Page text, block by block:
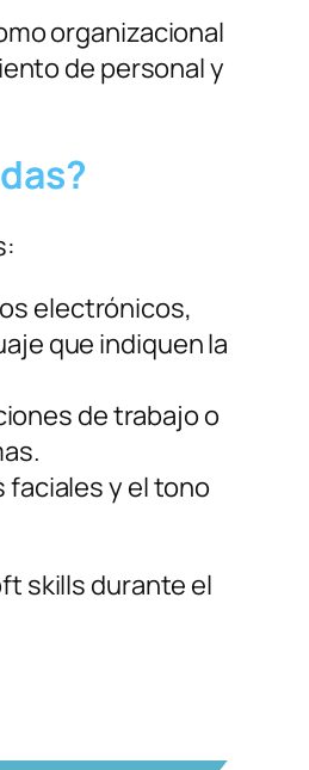
organizacional
de personal y
electrónicos,
que indiquen la
de trabajo o
faciales y el tono
skills durante el